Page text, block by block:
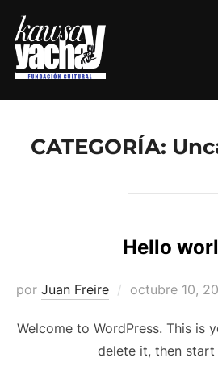
contenido
CATEGORÍA:
Hello
por Juan Freire
Publicado
octubre 10,
Welcome to WordPress. This is
delete it, then